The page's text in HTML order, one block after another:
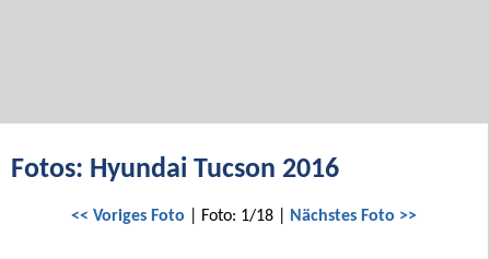
Fotos: Hyundai Tucson 2016
<< Voriges Foto | Foto: 1/18 | Nächstes Foto >>